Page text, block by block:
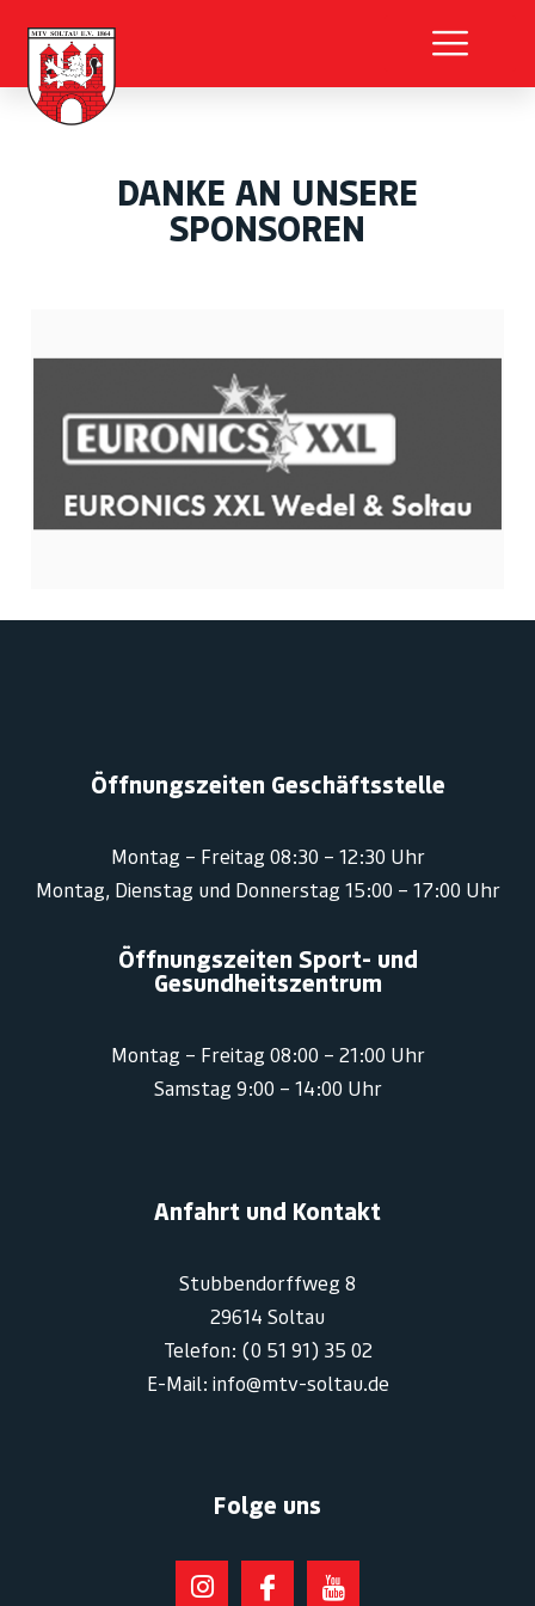
DANKE AN UNSERE
SPONSOREN
Öffnungszeiten Geschäftsstelle
Montag – Freitag 08:30 – 12:30 Uhr
Montag, Dienstag und Donnerstag 15:00 – 17:00 Uhr
Öffnungszeiten Sport- und
Gesundheitszentrum
Montag – Freitag 08:00 – 21:00 Uhr
Samstag 9:00 – 14:00 Uhr
Anfahrt und Kontakt
Stubbendorffweg 8
29614 Soltau
Telefon: (0 51 91) 35 02
E-Mail: info@mtv-soltau.de
Folge uns